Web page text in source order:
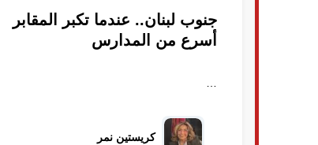
جنوب لبنان.. عندما تكبر المقابر
أسرع من المدارس
…
كريستين نمر